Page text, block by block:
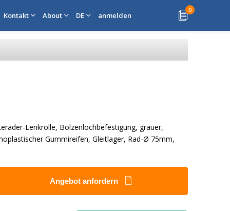
Kontakt About DE anmelden
0
Lenkrolle, Bolzenlochbefestigung, grauer,
Gummireifen, Gleitlager, Rad-Ø 75mm,
Angebot anfordern